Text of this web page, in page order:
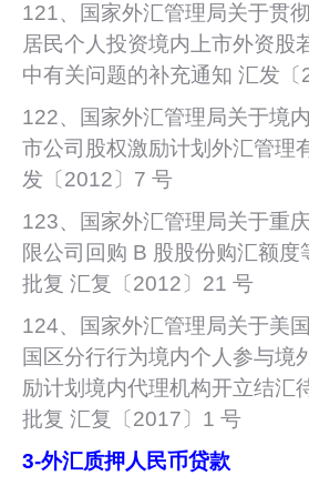
121、国家外汇管理局关于贯
居民个人投资境内上市外资股
中有关问题的补充通知 汇发
122、国家外汇管理局关于境
市公司股权激励计划外汇管理
发〔2012〕7 号
123、国家外汇管理局关于重
限公司回购 B 股股份购汇额度
批复 汇复〔2012〕21 号
124、国家外汇管理局关于美
国区分行行为境内个人参与境
励计划境内代理机构开立结汇
批复 汇复〔2017〕1 号
3-外汇质押人民币贷款